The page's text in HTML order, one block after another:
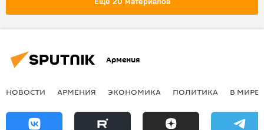
Армения
НОВОСТИ АРМЕНИЯ ЭКОНОМИКА ПОЛИТИКА В МИРЕ